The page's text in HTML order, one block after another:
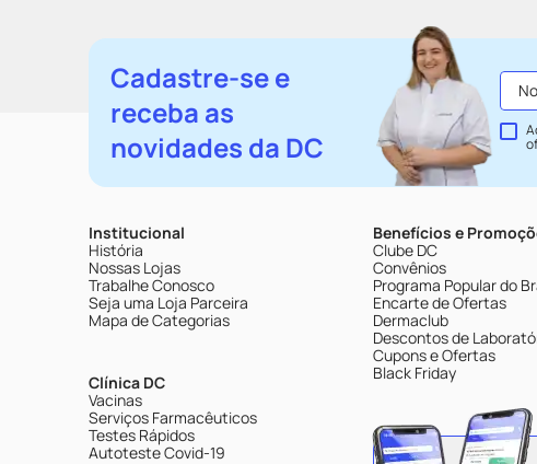
Cadastre-se e
receba as
novidades da DC
Institucional
História
Nossas Lojas
Trabalhe Conosco
Seja uma Loja Parceira
Mapa de Categorias
Clínica DC
Vacinas
Serviços Farmacêuticos
Testes Rápidos
Autoteste Covid-19
Benefícios e
Clube DC
Convênios
Programa Popular do
Encarte de Ofertas
Dermaclub
Descontos de
Cupons e Ofertas
Black Friday